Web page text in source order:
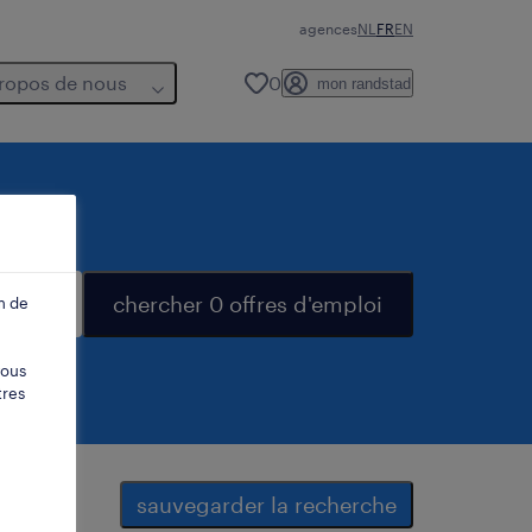
agencesNL FREN
de nous 0 mon randstad
chercher 0 offres d'emploi
sauvegarder la recherche
de